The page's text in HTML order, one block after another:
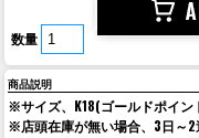
数量
商品説明
※サイズ、K18(ゴールドポイン
※店頭在庫が無い場合、3日～2